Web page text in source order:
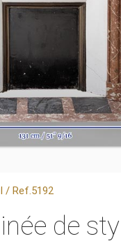
/ Ref.5192
de